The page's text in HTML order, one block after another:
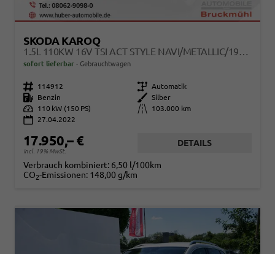
SKODA KAROQ
1.5L 110KW 16V TSI ACT STYLE NAVI/METALLIC/19ZOLL
sofort lieferbar Gebrauchtwagen
Fahrzeugnr. 114912 Getriebe Automatik
Kraftstoff
Benzin Außenfarbe
Silber
Leistung
110 kW (150 PS) Kilometerstand
103.000 km
27.04.2022
17.950,– €
incl. 19% MwSt.
DETAILS
Verbrauch kombiniert: 6,50 l/100km
CO2-Emissionen: 148,00 g/km